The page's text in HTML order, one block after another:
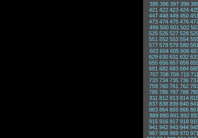
395 396 397 398
421 422 423 424
447 448 449 450 451
473 474 475 476
499 500 501 502
525 526 527 528
551 552 553 554
577 578 579 580 581
603 604 605 606
629 630 631 632
655 656 657 658
681 682 683 684
707 708 709 710 711
733 734 735 736
759 760 761 762
785 786 787 788
811 812 813 814
837 838 839 840 841
863 864 865 866
889 890 891 892
915 916 917 918
941 942 943 944
967 968 969 970 971